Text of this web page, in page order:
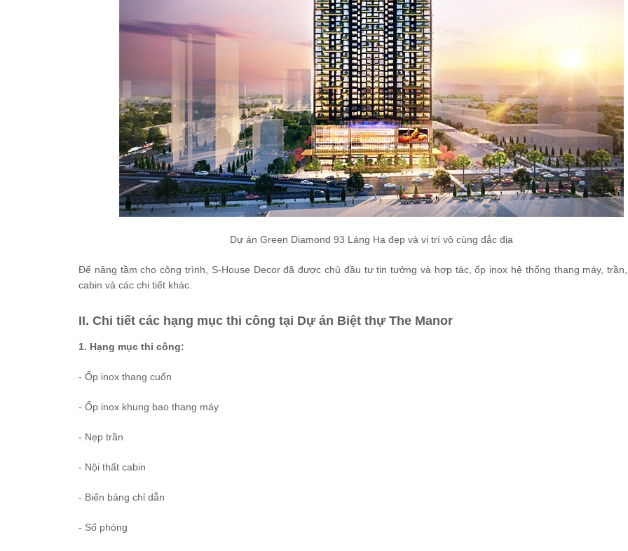
Dự án Green Diamond 93 Láng Hạ đẹp và vị trí vô cùng đắc địa
Để nâng tầm cho công trình, S-House Decor đã được chủ đầu tư tin tưởng và hợp tác, ốp inox hệ thống thang máy,
cabin và các chi tiết khác.
II. Chi tiết các hạng mục thi công tại Dự án Biệt thự The Manor
1. Hạng mục thi công:
- Ốp inox thang cuốn
- Ốp inox khung bao thang máy
- Nẹp trần
- Nội thất cabin
- Biển bảng chỉ dẫn
- Số phòng